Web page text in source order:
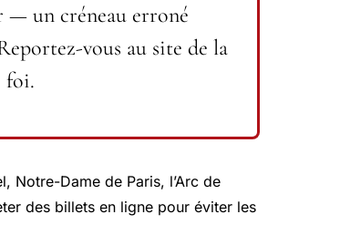
— un créneau erroné
vous au site de la
foi.
Notre-Dame de Paris, l’Arc de
des billets en ligne pour éviter les